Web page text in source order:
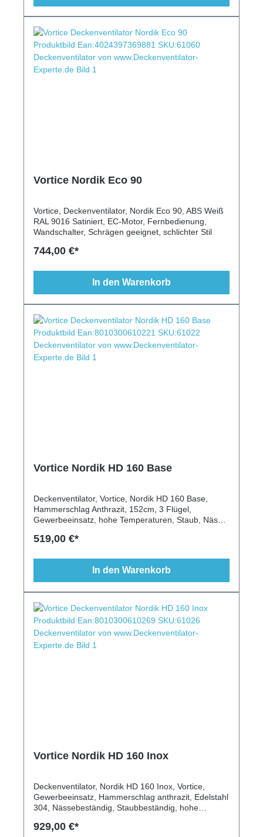
Vortice Nordik Eco 90
Vortice, Deckenventilator, Nordik Eco 90, ABS Weiß
RAL 9016 Satiniert, EC-Motor, Fernbedienung,
Wandschalter, Schrägen geeignet, schlichter Stil
744,00 €*
In den Warenkorb
Vortice Nordik HD 160 Base
Deckenventilator, Vortice, Nordik HD 160 Base,
Hammerschlag Anthrazit, 152cm, 3 Flügel,
Gewerbeeinsatz, hohe Temperaturen, Staub, Nässe,
519,00 €*
In den Warenkorb
Vortice Nordik HD 160 Inox
Deckenventilator, Nordik HD 160 Inox, Vortice,
Gewerbeeinsatz, Hammerschlag anthrazit, Edelstahl
304, Nässebeständig, Staubbeständig, hohe
langlebig
929,00 €*